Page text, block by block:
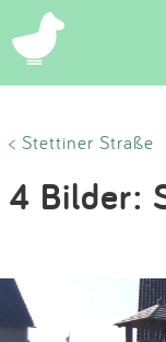
< Stettiner Straße
4 Bilder: